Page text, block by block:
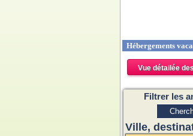
Hébergements
Vue détailée
Filtrer les
Ville,